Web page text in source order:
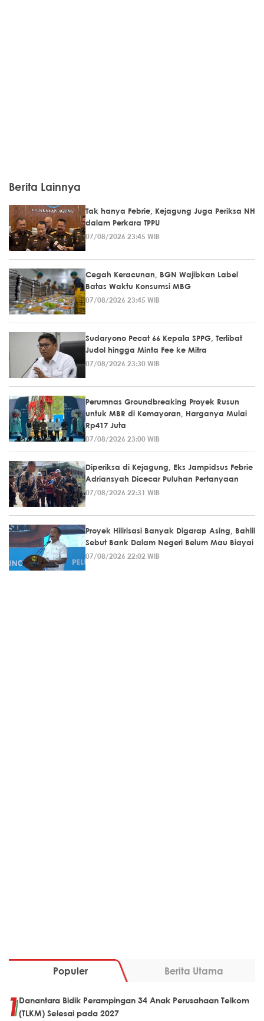
Berita Lainnya
Tak hanya Febrie, Kejagung Juga Periksa NH
dalam Perkara TPPU
07/08/2026 23:45 WIB
Cegah Keracunan, BGN Wajibkan Label
Batas Waktu Konsumsi MBG
07/08/2026 23:45 WIB
Sudaryono Pecat 66 Kepala SPPG, Terlibat
Judol hingga Minta Fee ke Mitra
07/08/2026 23:30 WIB
Perumnas Groundbreaking Proyek Rusun
untuk MBR di Kemayoran, Harganya Mulai
Rp417 Juta
07/08/2026 23:00 WIB
Diperiksa di Kejagung, Eks Jampidsus Febrie
Adriansyah Dicecar Puluhan Pertanyaan
07/08/2026 22:31 WIB
Proyek Hilirisasi Banyak Digarap Asing, Bahlil
Sebut Bank Dalam Negeri Belum Mau Biayai
07/08/2026 22:02 WIB
Populer Berita Utama
Danantara Bidik Perampingan 34 Anak Perusahaan Telkom
(TLKM) Selesai pada 2027